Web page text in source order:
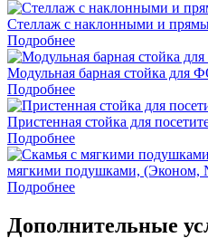
Стеллаж с наклонными и
Подробнее
Модульная барная стойка
Подробнее
Пристенная стойка для
Подробнее
мягкими подушками, (Эконом,
Подробнее
Дополнительные